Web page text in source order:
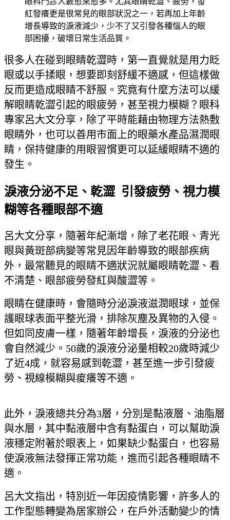
紅發癢更是很常見的眼部狀況之一，若再加上年齡
增長導致的淚液減少，少不了又引發各種惱人的眼
部困擾，破壞日常生活品質。
很多人在碰到眼睛乾澀時，第一直覺就是用力眨
眼或以手揉眼，想要即刻舒緩不適感，但這樣做
反而更造成眼睛不舒服。究竟有什麼方法可以緩
解眼睛乾澀引起的眼疲勞，甚至視力模糊？眼科
專家呂大文分享，除了平時能藉由物理方法熱敷
眼睛外，也可以善用市面上的眼藥水產品濕潤眼
睛，保持健康的用眼習慣更可以延緩眼睛不適的
發生。
淚液分泌不足、乾澀 引發疲勞、視力模
糊等各種眼部不適
呂大文分享，隨著年紀漸增，除了老花眼、青光
眼與黃斑部病變等常見因年齡導致的眼部疾病
外，最常聽見的眼睛不適狀況就屬眼睛乾澀、看
不清楚、眼部疲勞發紅與酸澀等。
眼睛在健康時，會隨時分泌淚液滋潤眼球，並保
護眼球表面平整光滑，排除灰塵及異物的入侵。
但如同皮膚一樣，隨著年齡增長，淚液的分泌也
會自然減少。50歲的淚液分泌量相較20歲時減少
了近4成，就容易感到乾澀，甚至進一步引發疲
勞、視線模糊與痠癢等不適。
此外，淚液總共分為3層，分別是黏液層、油脂層
與水層，其中黏液層中含有黏蛋白，可以幫助淚
液穩定附著於眼表上，如果缺少黏蛋白，也容易
使淚液無法發揮正常功能，進而引起各種眼睛不
適。
呂大文指出，特別近一年因疫情影響，許多人的
工作型態轉變為居家辦公，在戶外活動變少的情